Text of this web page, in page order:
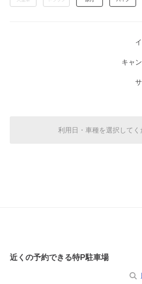
8月18日 (火) ¥620
0:00～
空き
キャ
利用日・車種を選択してく
近くの予約できる特P駐車場